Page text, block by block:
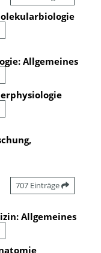
Allgemeines
707 Einträge
Allgemeines